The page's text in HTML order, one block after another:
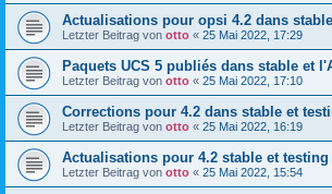
Actualisations pour opsi 4.2 dans
Letzter Beitrag von otto « 25 Mai 2022, 17:29
Paquets UCS 5 publiés dans stable et
Letzter Beitrag von otto « 25 Mai 2022, 17:10
Corrections pour 4.2 dans stable et
Letzter Beitrag von otto « 25 Mai 2022, 16:19
Actualisations pour 4.2 stable et testing
Letzter Beitrag von otto « 25 Mai 2022, 15:54